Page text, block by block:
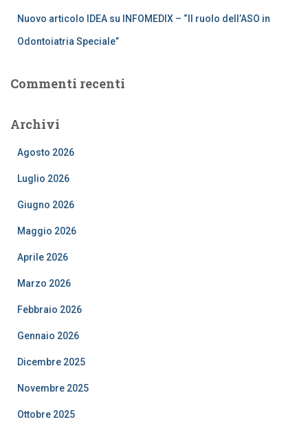
Nuovo articolo IDEA su INFOMEDIX – “Il ruolo dell’ASO in
Odontoiatria Speciale”
Commenti recenti
Archivi
Agosto 2026
Luglio 2026
Giugno 2026
Maggio 2026
Aprile 2026
Marzo 2026
Febbraio 2026
Gennaio 2026
Dicembre 2025
Novembre 2025
Ottobre 2025